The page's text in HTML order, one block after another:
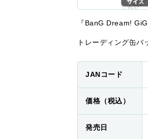
『BanG Dream!
トレーディング缶バ
JANコード
価格（税込）
発売日